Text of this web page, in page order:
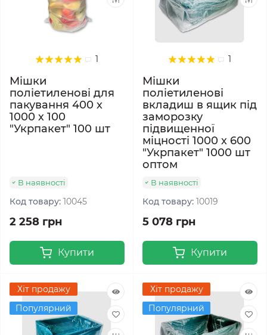
1
Мішки
поліетиленові для
пакування 400 х
1000 х 100
"Укрпакет" 100 шт
В наявності
Код товару: 10045
2 258 грн
Купити
1
Мішки
поліетиленові
вкладиш в ящик під
заморозку
підвищенної
міцності 1000 х 600
"Укрпакет" 1000 шт
оптом
В наявності
Код товару: 10019
5 078 грн
Купити
Хіт продажу
Популярний
Хіт продажу
Популярний